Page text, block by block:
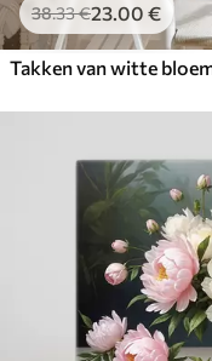
38.33€23.00 €
Takken van witte